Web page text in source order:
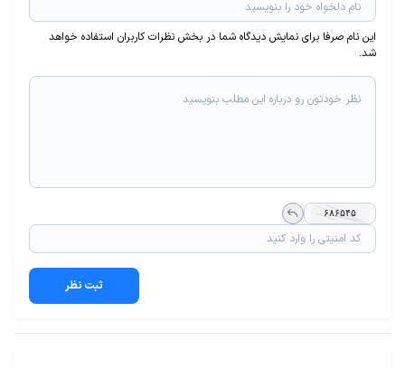
این نام صرفا برای نمایش دیدگاه شما در بخش نظرات کاربران استفاده خواهد
شد.
ثبت نظر